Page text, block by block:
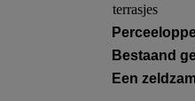
terrasjes
Bestaand
Een